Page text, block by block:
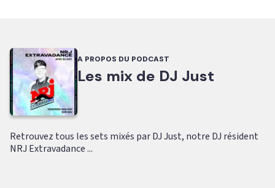
A PROPOS DU PODCAST
Les mix de DJ Just
Retrouvez tous les sets mixés par DJ Just, notre DJ résident
NRJ Extravadance ...